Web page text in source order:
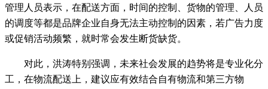
管理人员表示，在配送方面，时间的控制、货物的管理、人员
的调度等都是品牌企业自身无法主动控制的因素，若广告力度
或促销活动频繁，就时常会发生断货缺货。
对此，洪涛特别强调，未来社会发展的趋势将是专业化分
工，在物流配送上，建议应有效结合自有物流和第三方物